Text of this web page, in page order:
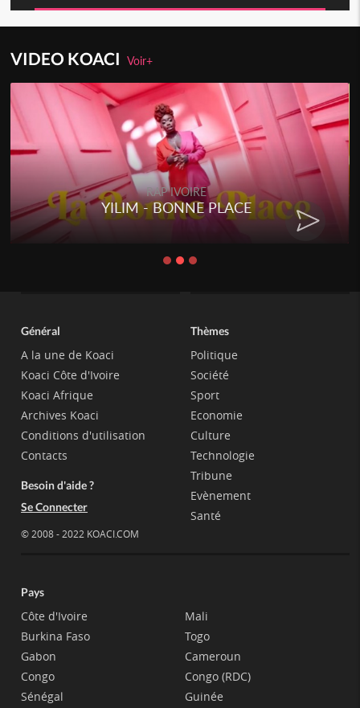
VIDEO KOACIVoir+
RAP IVOIRE
YILIM - BONNE PLACE
Général
A la une de Koaci
Koaci Côte d'Ivoire
Koaci Afrique
Archives Koaci
Conditions d'utilisation
Contacts
Besoin d'aide ?
Se Connecter
© 2008 - 2022 KOACI.COM
Thèmes
Politique
Société
Sport
Economie
Culture
Technologie
Tribune
Evènement
Santé
Pays
Côte d'Ivoire
Burkina Faso
Gabon
Congo
Sénégal
Mali
Togo
Cameroun
Congo (RDC)
Guinée